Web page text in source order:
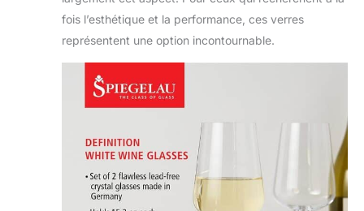
fois l’esthétique et la performance, ces verres
représentent une option incontournable.